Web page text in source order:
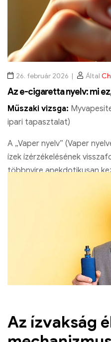
26. február 2026 Által
Az e-cigaretta nyelv: mi
Műszaki vizsga:
ipari tapasztalat)
A „Vaper nyelv” (Vaper
ízek ízérzékelésének
többnyire anekdotikusan
mechanizmusok összetett
Az ízvakság